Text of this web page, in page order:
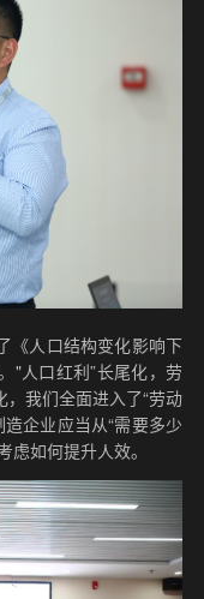
《人口结构变化影响下
"人口红利”长尾化，劳
我们全面进入了“劳动
企业应当从“需要多少
虑如何提升人效。